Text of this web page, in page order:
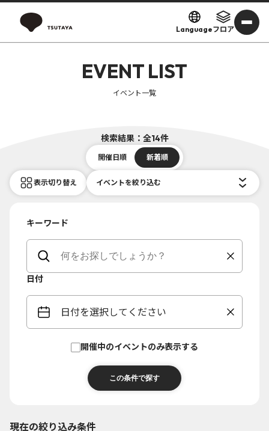
Languageフロア
EVENT LIST
イベント一覧
検索結果：全14件
開催日順 新着順
表示切り替え イベントを絞り込む
キーワード
日付
日付を選択してください
開催中のイベントのみ表示する
現在の絞り込み条件